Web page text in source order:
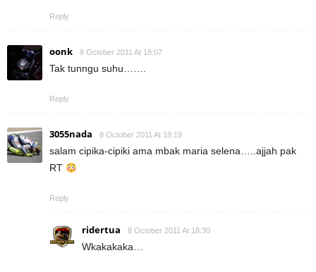
Reply
oonk 8 October 2011 At 18:07
Tak tunngu suhu…….
Reply
3055nada 8 October 2011 At 18:19
salam cipika-cipiki ama mbak maria selena…..ajjah pak
RT
Reply
ridertua 8 October 2011 At 18:30
Wkakakaka…